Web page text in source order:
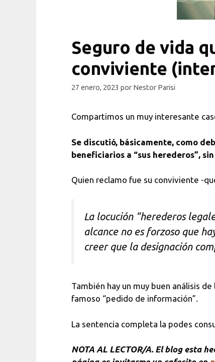
Seguro de vida
conviviente
27 enero, 2023 por Nestor Parisi
Compartimos un muy interesante
Se discutió, básicamente, como
beneficiarios a “sus herederos”,
Quien reclamo fue su conviviente -
La locución “herederos
alcance no es forzoso que
creer que la designación
También hay un muy buen análisis
famoso “pedido de información”.
La sentencia completa la podes
NOTA AL LECTOR/A. El blog esta